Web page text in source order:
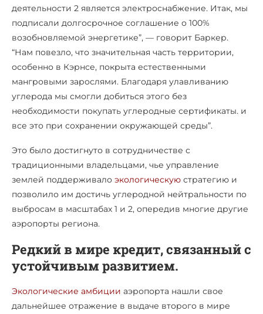
деятельности 2 является электроснабжение. Итак, мы
подписали долгосрочное соглашение о 100%
возобновляемой энергетике”, — говорит Баркер.
“Нам повезло, что значительная часть территории,
особенно в Кэрнсе, покрыта естественными
мангровыми зарослями. Благодаря улавливанию
углерода мы смогли добиться этого без
необходимости покупать углеродные сертификаты. и
все это при сохранении окружающей среды”.
Это было достигнуто в сотрудничестве с
традиционными владельцами, чье управление
землей поддерживало экологическую стратегию и
позволило им достичь углеродной нейтральности по
выбросам в масштабах 1 и 2, опередив многие другие
аэропорты региона.
Редкий в мире кредит, связанный с
устойчивым развитием.
Экологические амбиции аэропорта нашли свое
дальнейшее отражение в выдаче второго в мире